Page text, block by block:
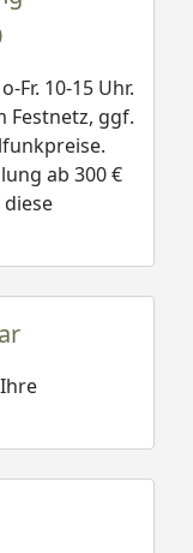
Fr. 10-15 Uhr.
Festnetz, ggf.
ab 300 €